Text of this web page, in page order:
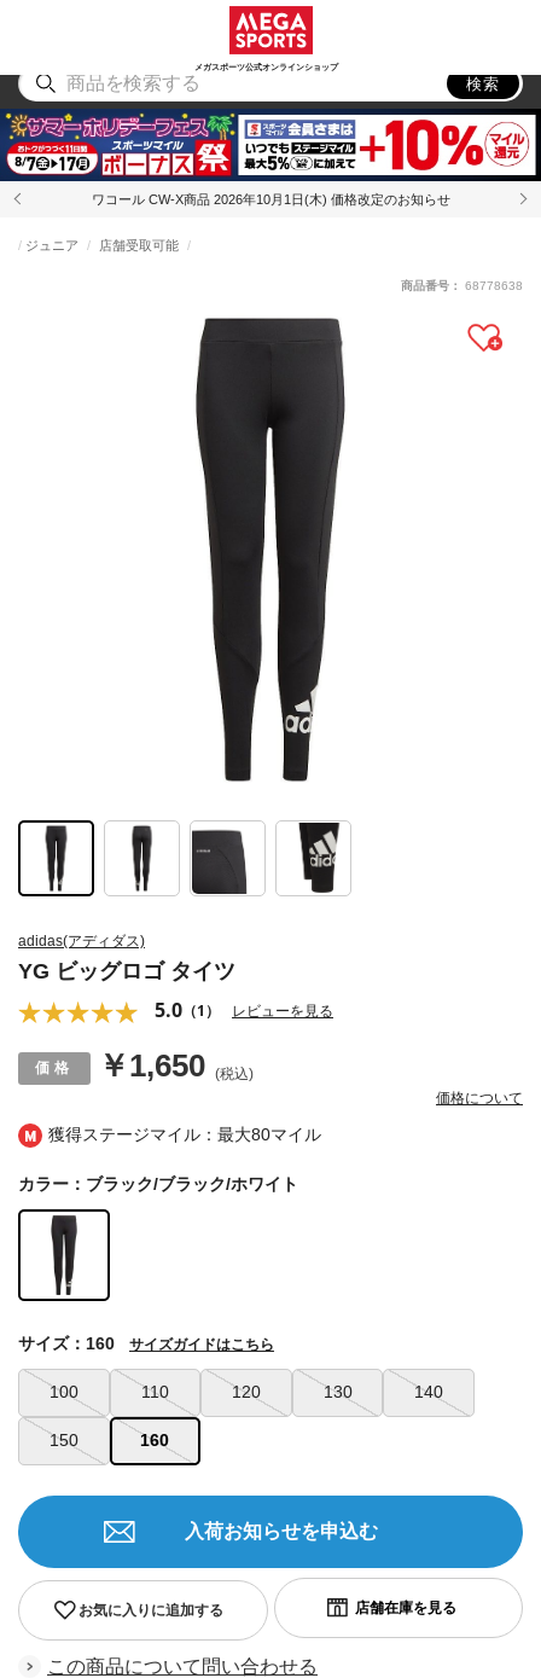
メガスポーツ公式オンラインショップ
アウトドア
検索
ワコール CW-X商品 2026年10月1日(木) 価格改定のお知らせ
獲得ステージマイル：最大80マイル
adidas(アディダス)
YG ビッグロゴ タイツ
5.0 （1） レビューを見る
ジュニア 店舗受取可能
￥1,650 (税込)
価格について
商品番号： 68778638
カラー：ブラック/ブラック/ホワイト
100 110 120 130 140
150 160
サイズ：160 サイズガイドはこちら
お気に入りに追加する
入荷お知らせを申込む
この商品について問い合わせる